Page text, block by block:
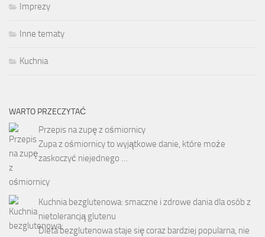
Imprezy
Inne tematy
Kuchnia
WARTO PRZECZYTAĆ
Przepis na zupę z ośmiornicy
Zupa z ośmiornicy to wyjątkowe danie, które może
zaskoczyć niejednego …
Kuchnia bezglutenowa: smaczne i zdrowe dania dla osób z
nietolerancją glutenu
Dieta bezglutenowa staje się coraz bardziej popularna, nie